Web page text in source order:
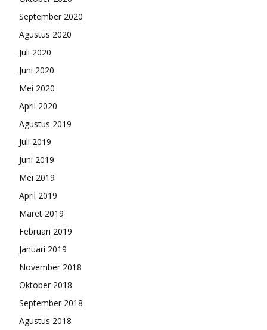
September 2020
Agustus 2020
Juli 2020
Juni 2020
Mei 2020
April 2020
Agustus 2019
Juli 2019
Juni 2019
Mei 2019
April 2019
Maret 2019
Februari 2019
Januari 2019
November 2018
Oktober 2018
September 2018
Agustus 2018